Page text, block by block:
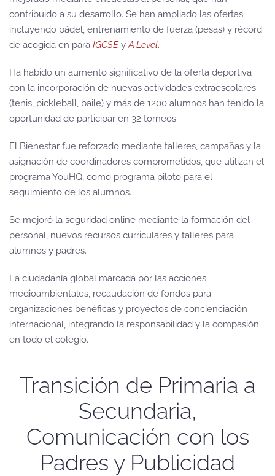
contribuido a su desarrollo. Se han ampliado las ofertas
incluyendo pádel, entrenamiento de fuerza (pesas) y récord
de acogida en para IGCSEyA Level.
Ha habido un aumento significativo de la oferta deportiva
con la incorporación de nuevas actividades extraescolares
(tenis, pickleball, baile) y más de 1200 alumnos han tenido la
oportunidad de participar en 32 torneos.
El Bienestar fue reforzado mediante talleres, campañas y la
asignación de coordinadores comprometidos, que utilizan el
programa YouHQ, como programa piloto para el
seguimiento de los alumnos.
Se mejoró la seguridad online mediante la formación del
personal, nuevos recursos curriculares y talleres para
alumnos y padres.
La ciudadanía global marcada por las acciones
medioambientales, recaudación de fondos para
organizaciones benéficas y proyectos de concienciación
internacional, integrando la responsabilidad y la compasión
en todo el colegio.
Transición de Primaria a
Secundaria,
Comunicación con los
Padres y Publicidad